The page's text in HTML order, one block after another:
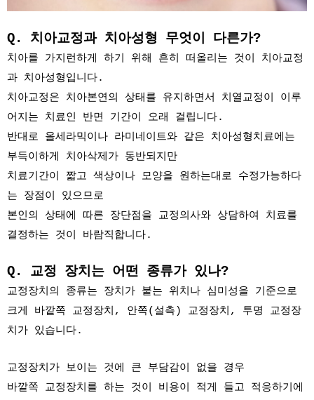
Q. 치아교정과 치아성형 무엇이 다른가?
치아를 가지런하게 하기 위해 흔히 떠올리는 것이 치아교정
과 치아성형입니다.
치아교정은 치아본연의 상태를 유지하면서 치열교정이 이루
어지는 치료인 반면 기간이 오래 걸립니다.
반대로 올세라믹이나 라미네이트와 같은 치아성형치료에는
부득이하게 치아삭제가 동반되지만
치료기간이 짧고 색상이나 모양을 원하는대로 수정가능하다
는 장점이 있으므로
본인의 상태에 따른 장단점을 교정의사와 상담하여 치료를
결정하는 것이 바람직합니다.
Q. 교정 장치는 어떤 종류가 있나?
교정장치의 종류는 장치가 붙는 위치나 심미성을 기준으로
크게 바깥쪽 교정장치, 안쪽(설측) 교정장치, 투명 교정장
치가 있습니다.
교정장치가 보이는 것에 큰 부담감이 없을 경우
바깥쪽 교정장치를 하는 것이 비용이 적게 들고 적응하기에